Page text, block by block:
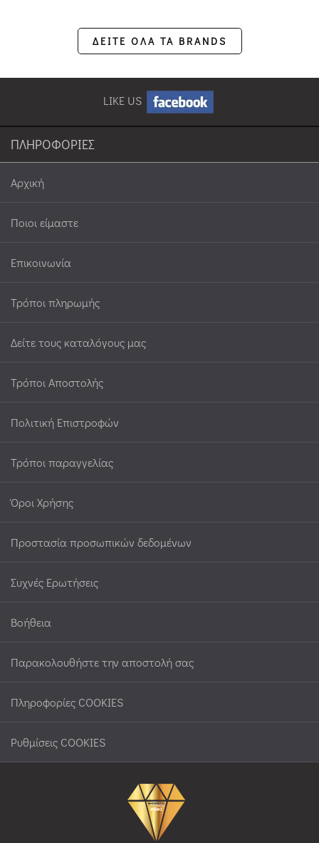
ΔΕΙΤΕ ΟΛΑ ΤΑ BRANDS
LIKE US
ΠΛΗΡΟΦΟΡΙΕΣ
Αρχική
Ποιοι είμαστε
Επικοινωνία
Τρόποι πληρωμής
Δείτε τους καταλόγους μας
Τρόποι Αποστολής
Πολιτική Επιστροφών
Τρόποι παραγγελίας
Όροι Χρήσης
Προστασία προσωπικών δεδομένων
Συχνές Ερωτήσεις
Βοήθεια
Παρακολουθήστε την αποστολή σας
Πληροφορίες COOKIES
Ρυθμίσεις COOKIES